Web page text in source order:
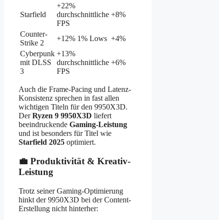
Starfield
+22%
durchschnittliche
FPS
+8%
Counter-
Strike 2
+12% 1% Lows +4%
Cyberpunk
mit DLSS
3
+13%
durchschnittliche
FPS
+6%
Auch die Frame-Pacing und Latenz-
Konsistenz sprechen in fast allen
wichtigen Titeln für den 9950X3D.
DerRyzen 9 9950X3D liefert
beeindruckende Gaming-Leistung
und ist besonders für Titel wie
Starfield 2025 optimiert.
💼 Produktivität & Kreativ-
Leistung
Trotz seiner Gaming-Optimierung
hinkt der 9950X3D bei der Content-
Erstellung nicht hinterher: